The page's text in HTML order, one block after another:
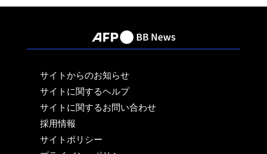
サイトからのお知らせ
サイトに関するヘルプ
サイトに関するお問い合わせ
採用情報
サイトポリシー